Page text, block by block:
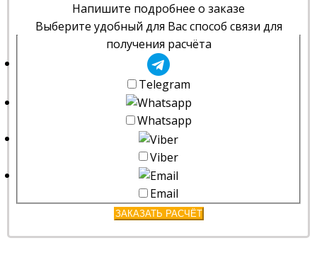
Напишите подробнее о заказе
Выберите удобный для Вас способ связи для
получения расчёта
Telegram
Whatsapp
Viber
Email
ЗАКАЗАТЬ РАСЧЁТ